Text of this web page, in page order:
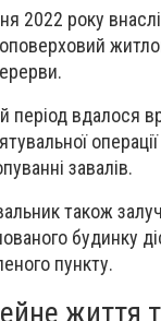
2022 року
період вдалося
завалів.
також
будинку
пункту.
життя